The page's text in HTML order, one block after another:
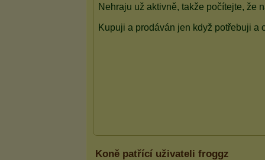
Koně patřící uživateli froggz